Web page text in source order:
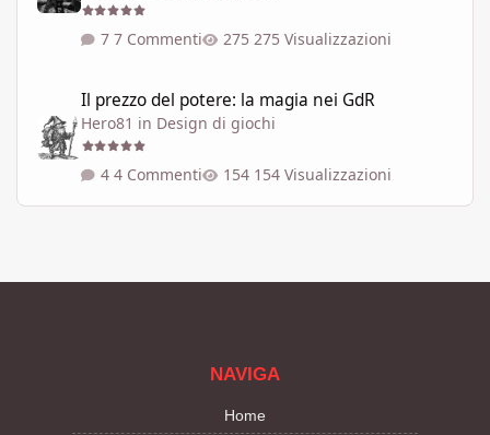
7 Commenti 275 Visualizzazioni
Il prezzo del potere: la magia nei GdR
Hero81 in Design di giochi
4 Commenti 154 Visualizzazioni
NAVIGA
Home